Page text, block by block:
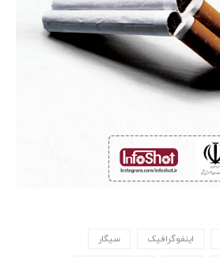
اینفوگرافیک سیگار